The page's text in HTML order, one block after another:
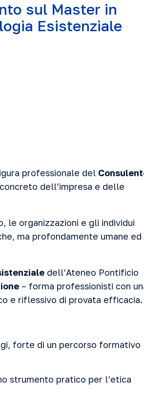
sul Master in
Esistenziale
professionale del
dell’impresa e delle
le organizzazioni e gli individui
ma profondamente umane ed
dell’Ateneo Pontificio
– forma professionisti con
e riflessivo di provata efficacia.
forte di un percorso formativo
strumento pratico per l’etica